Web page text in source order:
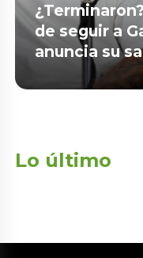
de seguir a
anuncia su
Lo último